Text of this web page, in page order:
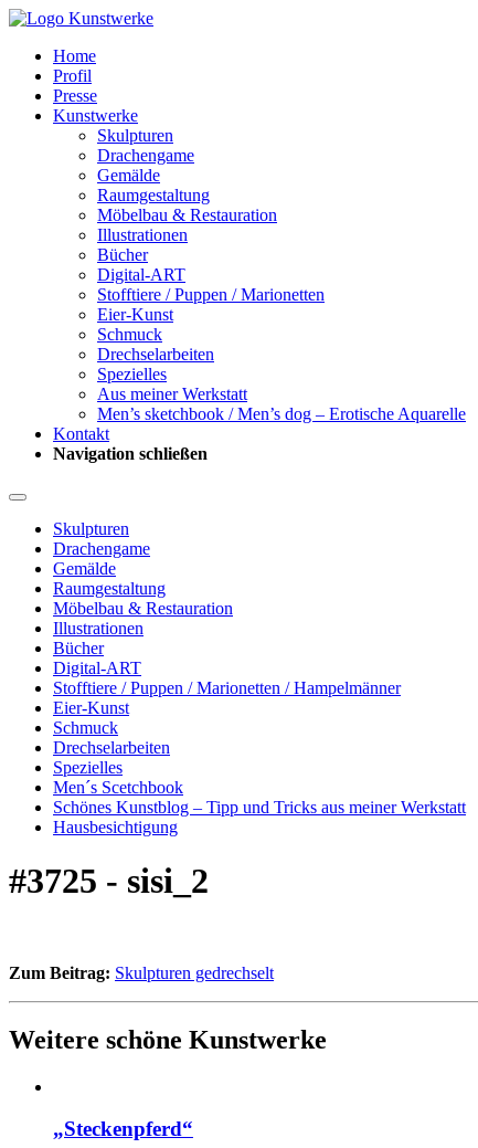
Home
Profil
Presse
Kunstwerke
Skulpturen
Drachengame
Gemälde
Raumgestaltung
Möbelbau & Restauration
Illustrationen
Bücher
Digital-ART
Stofftiere / Puppen / Marionetten
Eier-Kunst
Schmuck
Drechselarbeiten
Spezielles
Aus meiner Werkstatt
Men’s sketchbook / Men’s dog – Erotische Aquarelle
Kontakt
Navigation schließen
Skulpturen
Drachengame
Gemälde
Raumgestaltung
Möbelbau & Restauration
Illustrationen
Bücher
Digital-ART
Stofftiere / Puppen / Marionetten / Hampelmänner
Eier-Kunst
Schmuck
Drechselarbeiten
Spezielles
Men´s Scetchbook
Schönes Kunstblog – Tipp und Tricks aus meiner Werkstatt
Hausbesichtigung
#3725 - sisi_2
Zum Beitrag: Skulpturen gedrechselt
Weitere schöne Kunstwerke
„Steckenpferd“